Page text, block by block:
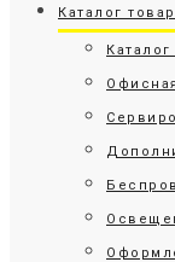
Каталог